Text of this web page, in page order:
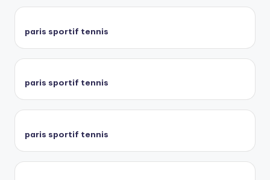
paris sportif tennis
paris sportif tennis
paris sportif tennis